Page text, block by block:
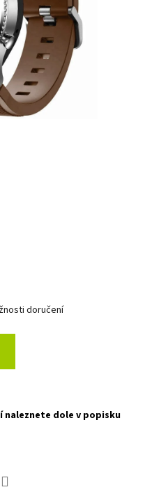
doručení
naleznete dole v popisku